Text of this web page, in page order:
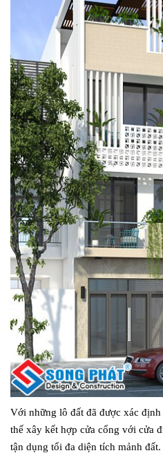
Với những lô đất đã được xác
thế xây kết hợp cửa cổng với cửa
tận dụng tối đa diện tích mảnh đất.